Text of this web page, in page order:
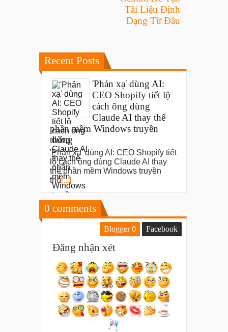
Tài Liệu Định
Dạng Từ Đầu
Recent Posts
'Phản xạ' dùng AI:
CEO Shopify tiết lộ
cách ông dùng
Claude AI thay thế
phần mềm Windows truyền
thống
'Phản xạ' dùng AI: CEO Shopify tiết
lộ cách ông dùng Claude AI thay
thế phần mềm Windows truyền
thố[...]
0 comments
Blogger0 Facebook
Đăng nhận xét